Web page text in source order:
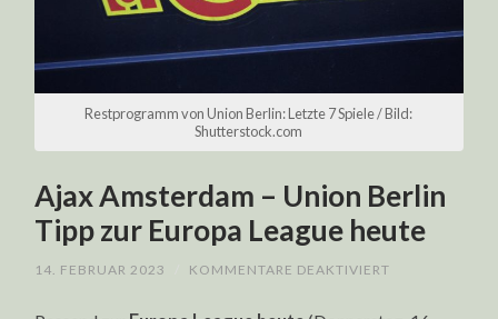
Restprogramm von Union Berlin: Letzte 7 Spiele / Bild:
Shutterstock.com
Ajax Amsterdam – Union Berlin
Tipp zur Europa League heute
14. FEBRUAR 2023 KOMMENTARE DEAKTIVIERT